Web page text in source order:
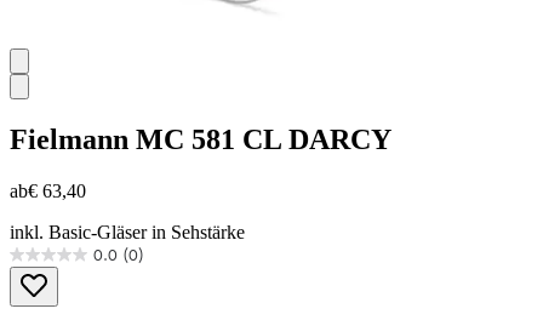
Fielmann MC 581 CL DARCY
ab€ 63,40
inkl. Basic-Gläser in Sehstärke
0.0 (0)
0.0
von
5